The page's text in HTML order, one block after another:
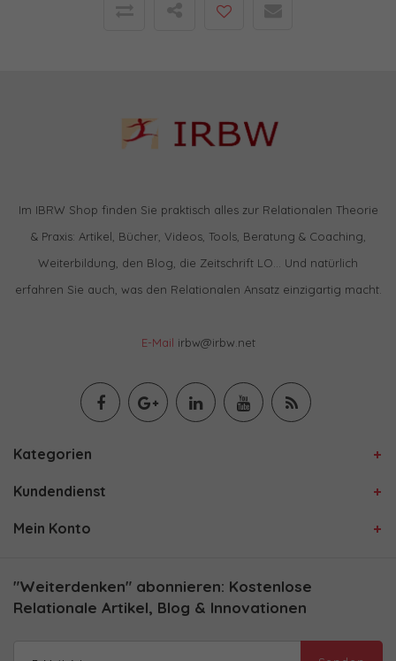
Im IBRW Shop finden Sie praktisch alles zur Relationalen Theorie
& Praxis: Artikel, Bücher, Videos, Tools, Beratung & Coaching,
Weiterbildung, den Blog, die Zeitschrift LO… Und natürlich
erfahren Sie auch, was den Relationalen Ansatz einzigartig macht.
E-Mail irbw@irbw.net
Kategorien
Kundendienst
Mein Konto
"Weiterdenken" abonnieren: Kostenlose
Relationale Artikel, Blog & Innovationen